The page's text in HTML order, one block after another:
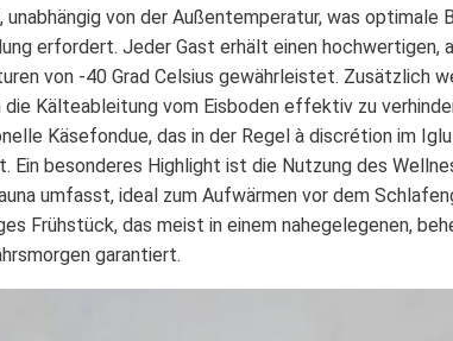
von der Außentemperatur, was optimale
erfordert. Jeder Gast erhält einen hochwertigen,
von -40 Grad Celsius gewährleistet. Zusätzlich
Kälteableitung vom Eisboden effektiv zu
Käsefondue, das in der Regel à discrétion im
besonderes Highlight ist die Nutzung des
umfasst, ideal zum Aufwärmen vor dem
Frühstück, das meist in einem nahegelegenen,
garantiert.